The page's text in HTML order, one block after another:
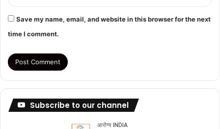
Save my name, email, and website in this browser for the next
time I comment.
Subscribe to our channel